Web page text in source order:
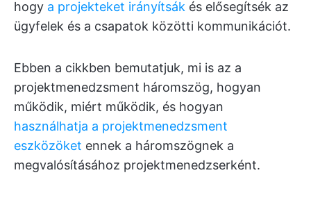
hogy a projekteket irányítsák és elősegítsék az
ügyfelek és a csapatok közötti kommunikációt.
Ebben a cikkben bemutatjuk, mi is az a
projektmenedzsment háromszög, hogyan
működik, miért működik, és hogyan
használhatja a projektmenedzsment
eszközöket ennek a háromszögnek a
megvalósításához projektmenedzserként.